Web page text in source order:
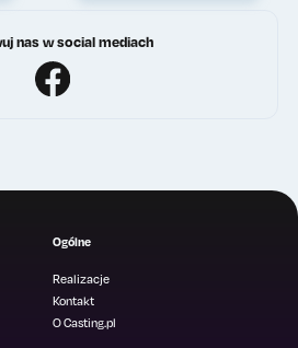
nas w social mediach
Ogólne
Realizacje
Kontakt
O Casting.pl